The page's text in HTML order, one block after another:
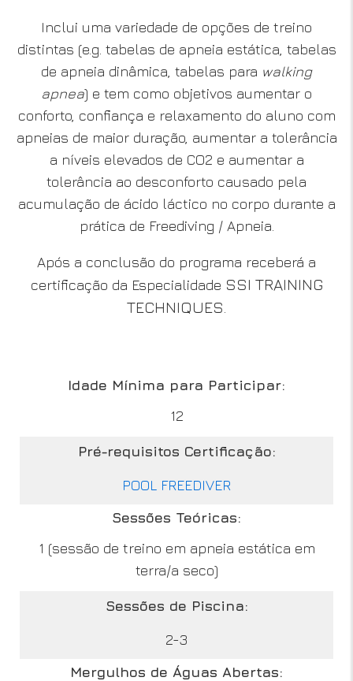
Inclui uma variedade de opções de treino
distintas (e.g. tabelas de apneia estática, tabelas
de apneia dinâmica, tabelas para walking
apnea) e tem como objetivos aumentar o
conforto, confiança e relaxamento do aluno com
apneias de maior duração, aumentar a tolerância
a níveis elevados de CO2 e aumentar a
tolerância ao desconforto causado pela
acumulação de ácido láctico no corpo durante a
prática de Freediving / Apneia.
Após a conclusão do programa receberá a
certificação da Especialidade SSI TRAINING
TECHNIQUES
Idade Mínima para Participar:
12
Pré-requisitos Certificação:
POOL FREEDIVER
Sessões Teóricas:
1 (sessão de treino em apneia estática em
terra/a seco)
Sessões de Piscina:
2-3
Mergulhos de Águas Abertas: